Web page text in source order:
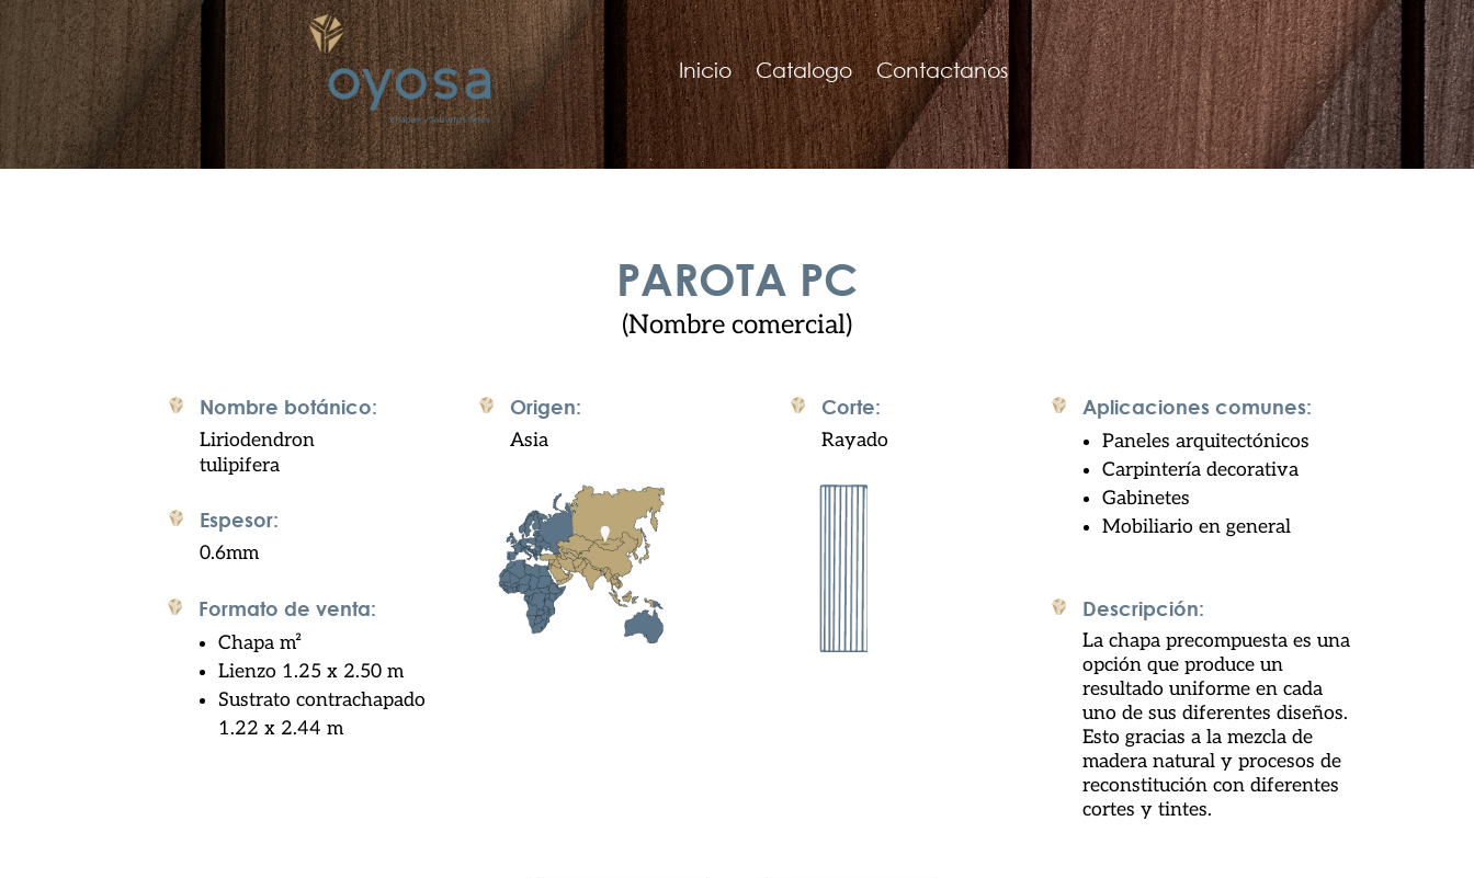
Inicio Catalogo Contactanos
PAROTA PC
(Nombre comercial)
Nombre botánico:
Liriodendron
tulipifera
Espesor:
0.6mm
Formato de venta:
Chapa m²
Lienzo 1.25 x 2.50 m
Sustrato contrachapado
1.22 x 2.44 m
Origen:
Asia
Corte:
Rayado
Aplicaciones comunes:
Paneles arquitectónicos
Carpintería decorativa
Gabinetes
Mobiliario en general
Descripción:
La chapa precompuesta es una
opción que produce un
resultado uniforme en cada
uno de sus diferentes diseños.
Esto gracias a la mezcla de
madera natural y procesos de
reconstitución con diferentes
cortes y tintes.